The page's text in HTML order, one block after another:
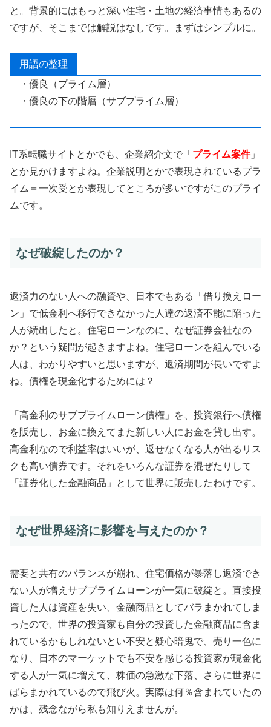
と。背景的にはもっと深い住宅・土地の経済事情もあるの
ですが、そこまでは解説はなしです。まずはシンプルに。
用語の整理
・優良（プライム層）
・優良の下の階層（サブプライム層）
IT系転職サイトとかでも、企業紹介文で「 プライム案件」
とか見かけますよね。企業説明とかで表現されているプラ
イム＝一次受とか表現してところが多いですがこのプライ
ムです。
なぜ破綻したのか？
返済力のない人への融資や、日本でもある「借り換えロー
ン」で低金利へ移行できなかった人達の返済不能に陥った
人が続出したと。住宅ローンなのに、なぜ証券会社なの
か？という疑問が起きますよね。住宅ローンを組んでいる
人は、わかりやすいと思いますが、返済期間が長いですよ
ね。債権を現金化するためには？
「高金利のサブプライムローン債権」を、投資銀行へ債権
を販売し、お金に換えてまた新しい人にお金を貸し出す。
高金利なので利益率はいいが、返せなくなる人が出るリス
クも高い債券です。それをいろんな証券を混ぜたりして
「証券化した金融商品」として世界に販売したわけです。
なぜ世界経済に影響を与えたのか？
需要と共有のバランスが崩れ、住宅価格が暴落し返済でき
ない人が増えサブプライムローンが一気に破綻と。直接投
資した人は資産を失い、金融商品としてバラまかれてしま
ったので、世界の投資家も自分の投資した金融商品に含ま
れているかもしれないとい不安と疑心暗鬼で、売り一色に
なり、日本のマーケットでも不安を感じる投資家が現金化
する人が一気に増えて、株価の急激な下落、さらに世界に
ばらまかれているので飛び火。実際は何％含まれていたの
かは、残念ながら私も知りえませんが。